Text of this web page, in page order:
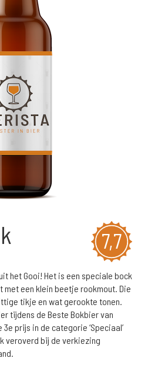
7,7
het Gooi! Het is een speciale bock
een klein beetje rookmout. Die
tikje en wat gerookte tonen.
tijdens de Beste Bokbier van
prijs in de categorie ‘Speciaal’
veroverd bij de verkiezing